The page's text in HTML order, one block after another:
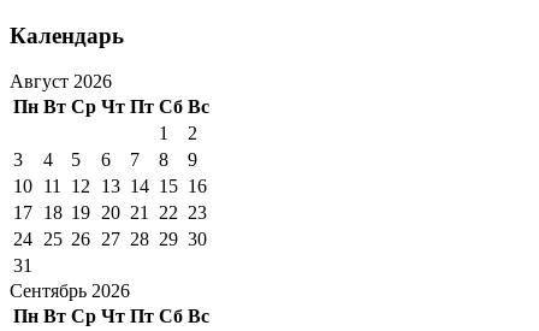
Календарь
Август 2026
Пн Вт Ср Чт Пт Сб Вс
1
2
3
4 5 6 7 8
9
10 11 12 13 14 15 16
17 18 19 20 21 22 23
24 25 26 27 28 29 30
31
Сентябрь 2026
Пн Вт Ср Чт Пт Сб Вс